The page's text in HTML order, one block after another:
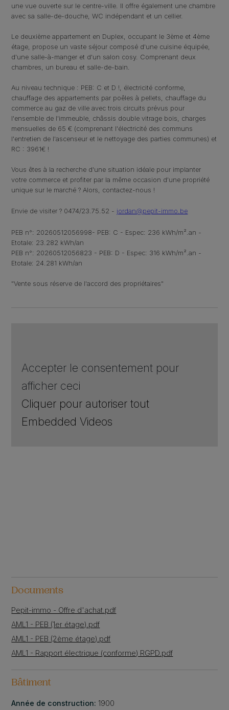
une vue ouverte sur le centre-ville. Il offre également une chambre
avec sa salle-de-douche, WC indépendant et un cellier.
Le deuxième appartement en Duplex, occupant le 3ème et 4ème
étage, propose un vaste séjour composé d'une cuisine équipée,
d'une salle-à-manger et d'un salon cosy. Comprenant deux
chambres, un bureau et salle-de-bain.
Au niveau technique : PEB: C et D !, électricité conforme,
chauffage des appartements par poêles à pellets, chauffage du
commerce au gaz de ville avec trois circuits prévus pour
l'ensemble de l'immeuble, châssis double vitrage bois, charges
mensuelles de 65 € (comprenant l'électricité des communs
l'entretien de l'ascenseur et le nettoyage des parties communes) et
RC : 3961€ !
Vous êtes à la recherche d'une situation idéale pour implanter
votre commerce et profiter par la même occasion d'une propriété
unique sur le marché ? Alors, contactez-nous !
Envie de visiter ? 0474/23.75.52 - jordan@pepit-immo.be
PEB n°: 20260512056998- PEB: C - Espec: 236 kWh/m².an -
Etotale: 23.282 kWh/an
PEB n°: 20260512056823 - PEB: D - Espec: 316 kWh/m².an -
Etotale: 24.281 kWh/an
"Vente sous réserve de l'accord des propriétaires"
Accepter le consentement pour
afficher ceci
Cliquer pour autoriser tout
Embedded Videos
Documents
Pepit-immo - Offre d'achat.pdf
AML1 - PEB (1er étage).pdf
AML1 - PEB (2ème étage).pdf
AML1 - Rapport électrique (conforme) RGPD.pdf
Bâtiment
Année de construction: 1900